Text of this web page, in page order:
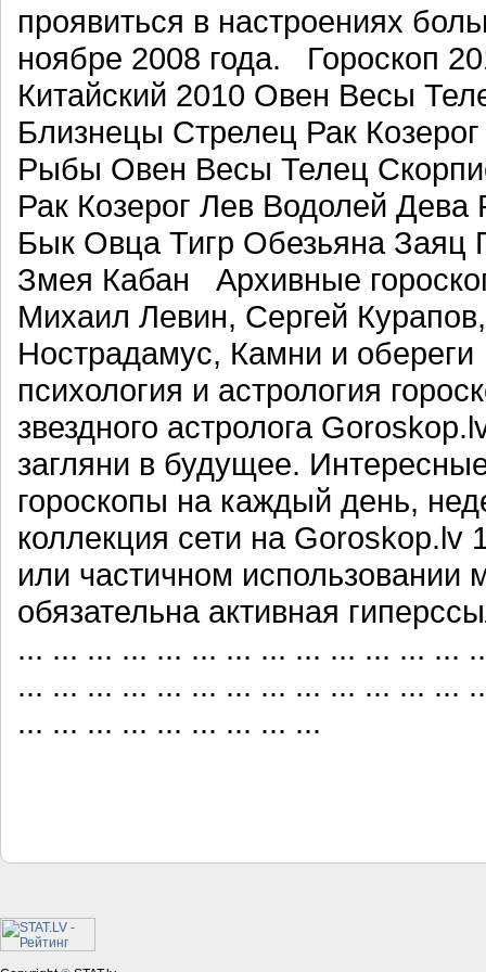
проявиться в настроениях
ноябре 2008 года. Гороскоп
Китайский 2010 Овен Весы
Близнецы Стрелец Рак
Рыбы Овен Весы Телец
Рак Козерог Лев Водолей
Бык Овца Тигр Обезьяна Заяц
Змея Кабан Архивные
Михаил Левин, Сергей
Нострадамус, Камни и
психология и астрология
звездного астролога
загляни в будущее.
гороскопы на каждый день,
коллекция сети на
или частичном использовании
обязательна активная
... ... ... ... ... ... ... ... ... ... ... ... ...
... ... ... ... ... ... ... ... ... ... ... ... ...
... ... ... ... ... ... ... ... ...